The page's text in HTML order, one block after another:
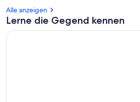
Alle anzeigen
Lerne die Gegend kennen